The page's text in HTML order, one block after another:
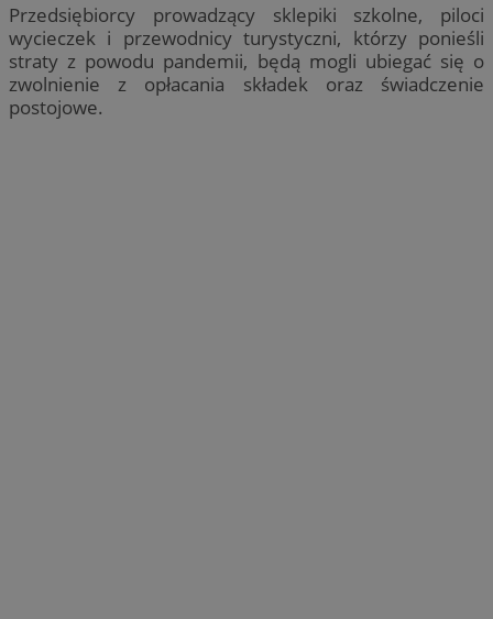
Przedsiębiorcy prowadzący sklepiki szkolne, piloci
wycieczek i przewodnicy turystyczni, którzy ponieśli
straty z powodu pandemii, będą mogli ubiegać się o
zwolnienie z opłacania składek oraz świadczenie
postojowe.